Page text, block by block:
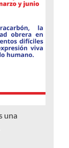
una